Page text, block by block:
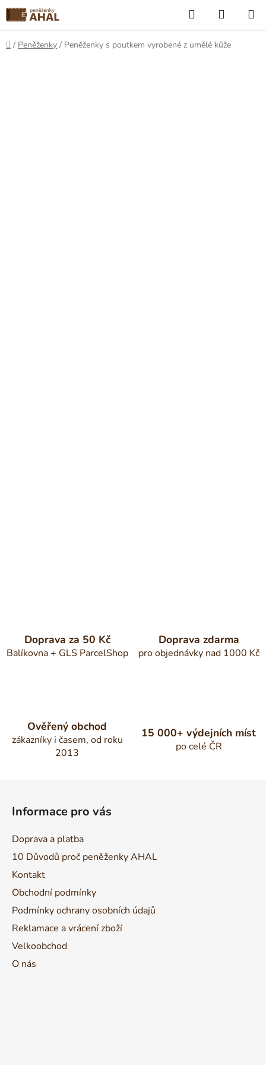
Přejít
na
obsah
Hledat
KOŠÍK
Domů
/ Peněženky / Peněženky s poutkem vyrobené z umělé kůže
Doprava za 50 Kč
Balíkovna + GLS ParcelShop
Doprava zdarma
pro objednávky nad 1000 Kč
Ověřený obchod
zákazníky i časem, od roku
2013
15 000+ výdejních míst
po celé ČR
Informace pro vás
Doprava a platba
10 Důvodů proč peněženky AHAL
Kontakt
Obchodní podmínky
Podmínky ochrany osobních údajů
Reklamace a vrácení zboží
Velkoobchod
O nás